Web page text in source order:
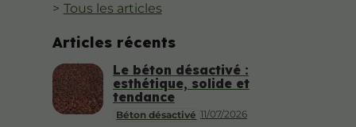
Tous les articles
Articles récents
Béton désactivé 11/07/2026
Le béton désactivé :
esthétique, solide et
tendance